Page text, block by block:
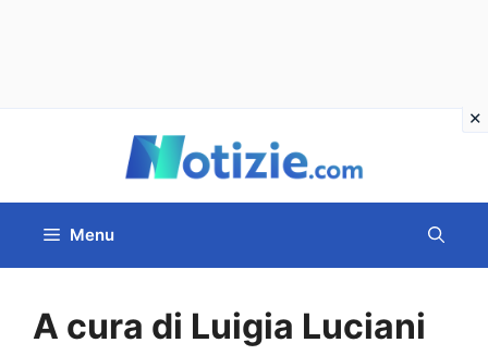
contenuto
Menu
A cura di Luigia Luciani